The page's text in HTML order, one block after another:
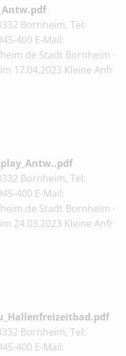
Bornheim, Tel:
400 E-Mail:
Stadt Bornheim ·
17.04.2023 Kleine Anfr
Bornheim, Tel:
400 E-Mail:
Stadt Bornheim ·
24.03.2023 Kleine Anfr
Bornheim, Tel:
400 E-Mail: